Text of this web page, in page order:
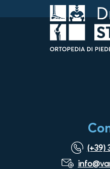
(+39)